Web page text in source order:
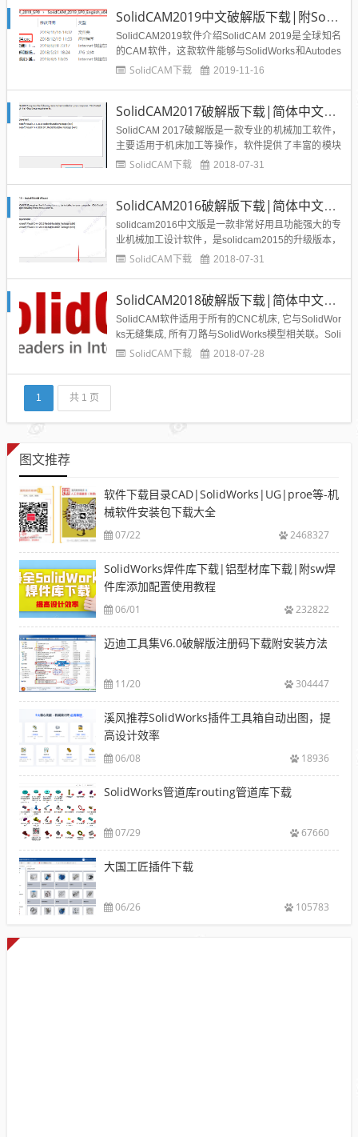
佳...
SolidCAM2019中文破解版下载|附SolidCAM2019安装教程-亲测可用
SolidCAM2019软件介绍SolidCAM 2019是全球知名
的CAM软件，这款软件能够与SolidWorks和Autodes
k Inventor无缝集成，其革命性的技术iMachining可以
SolidCAM下载 2019-11-16
SolidCAM2017破解版下载|简体中文版附破解文件
SolidCAM 2017破解版是一款专业的机械加工软件，
主要适用于机床加工等操作，软件提供了丰富的模块
供工程师选择，小编提供的这个版本仅适用于64位操
发周期，提高开发效率。SolidCAM 2017...
SolidCAM下载 2018-07-31
SolidCAM2016破解版下载|简体中文版附破解文件+安装教程
solidcam2016中文版是一款非常好用且功能强大的专
业机械加工设计软件，是solidcam2015的升级版本，
软件可以与soliworks进行无缝集成，完美兼容soliwor
位操作系统、Soli...
SolidCAM下载 2018-07-31
SolidCAM2018破解版下载|简体中文版附破解文件
SolidCAM软件适用于所有的CNC机床, 它与SolidWor
ks无缝集成, 所有刀路与SolidWorks模型相关联。Soli
dCAM已经通过10多年SolidWorks的黄金认证合作伙
SolidCAM下载 2018-07-28
1 共 1 页
图文推荐
软件下载目录CAD|SolidWorks|UG|proe等-机
械软件安装包下载大全
07/22 2468327
SolidWorks焊件库下载|铝型材库下载|附sw焊
件库添加配置使用教程
06/01 232822
迈迪工具集V6.0破解版注册码下载附安装方法
11/20 304447
溪风推荐SolidWorks插件工具箱自动出图，提
高设计效率
06/08 18936
SolidWorks管道库routing管道库下载
07/29 67660
大国工匠插件下载
06/26 105783